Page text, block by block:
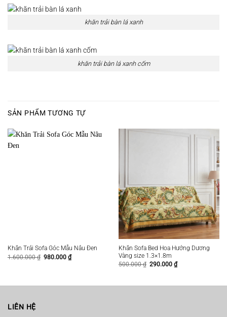
khăn trải bàn lá xanh
khăn trải bàn lá xanh cốm
SẢN PHẨM TƯƠNG TỰ
Khăn Trải Sofa Góc Mẫu Nâu Đen
1.600.000₫ Giá
980.000₫Giá
hiện
Khăn Sofa Bed Hoa Hướng Dương
Vàng size 1.3×1.8m
500.000₫ Giá
290.000₫Giá
hiện
290.000 ₫.
LIÊN HỆ